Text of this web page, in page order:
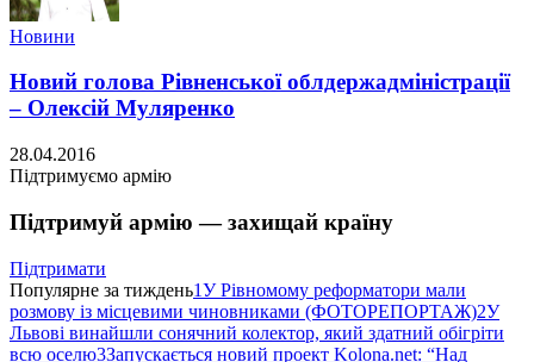
Новини
Новий голова Рівненської облдержадміністрації
– Олексій Муляренко
28.04.2016
Підтримуємо армію
Підтримуй армію — захищай країну
Підтримати
Популярне за тиждень1У Рівномому реформатори мали
розмову із місцевими чиновниками (ФОТОРЕПОРТАЖ)2У
Львові винайшли сонячний колектор, який здатний обігріти
всю оселю3Запускається новий проект Kolona.net: “Над